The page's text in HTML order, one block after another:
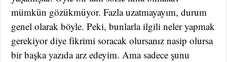
mümkün gözükmüyor. Fazla uzatmayayım, durum
genel olarak böyle. Peki, bunlarla ilgili neler yapmak
gerekiyor diye fikrimi soracak olursanız nasip olursa
bir başka yazıda arz edeyim. Ama sadece şunu